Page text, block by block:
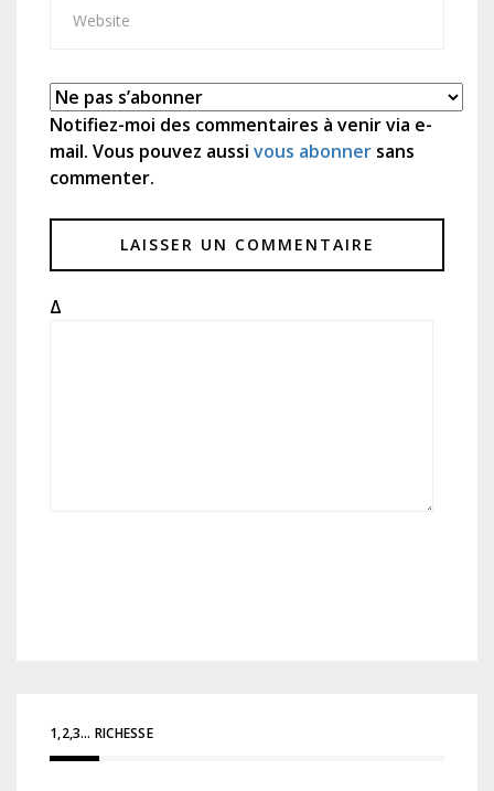
Notifiez-moi des commentaires à venir via e-
mail. Vous pouvez aussi vous abonner sans
commenter.
Δ
1,2,3… RICHESSE